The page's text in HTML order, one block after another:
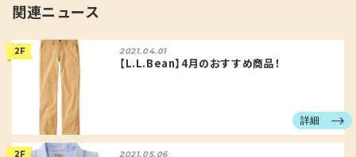
関連ニュース
2F 2021.04.01
【L.L.Bean】4月のおすすめ商品！
詳細
2F 2021.05.06